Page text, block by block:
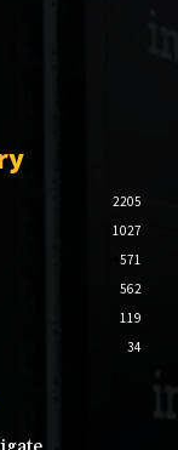
2205
1027
571
562
119
34